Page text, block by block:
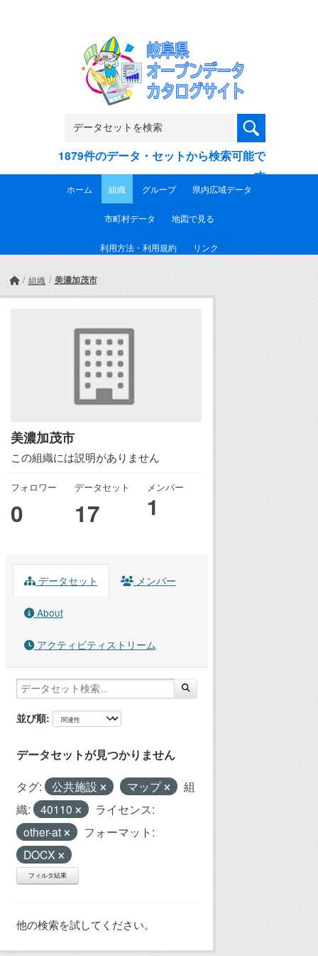
1879件のデータ・セットから検索可能で
す
ホーム 組織 グループ 県内広域データ
市町村データ 地図で見る
利用方法・利用規約 リンク
組織 美濃加茂市
美濃加茂市
この組織には説明がありません
フォロワー
0
データセット
17
メンバー
1
データセット メンバー
About
アクティビティストリーム
並び順
データセットが見つかりません
タグ: 公共施設 マップ
組
織:
40110
ライセンス:
other-at
フォーマット:
DOCX
フィルタ結果
他の検索を試してください。